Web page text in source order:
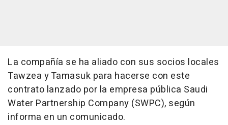
La compañía se ha aliado con sus socios locales
Tawzea y Tamasuk para hacerse con este
contrato lanzado por la empresa pública Saudi
Water Partnership Company (SWPC), según
informa en un comunicado.